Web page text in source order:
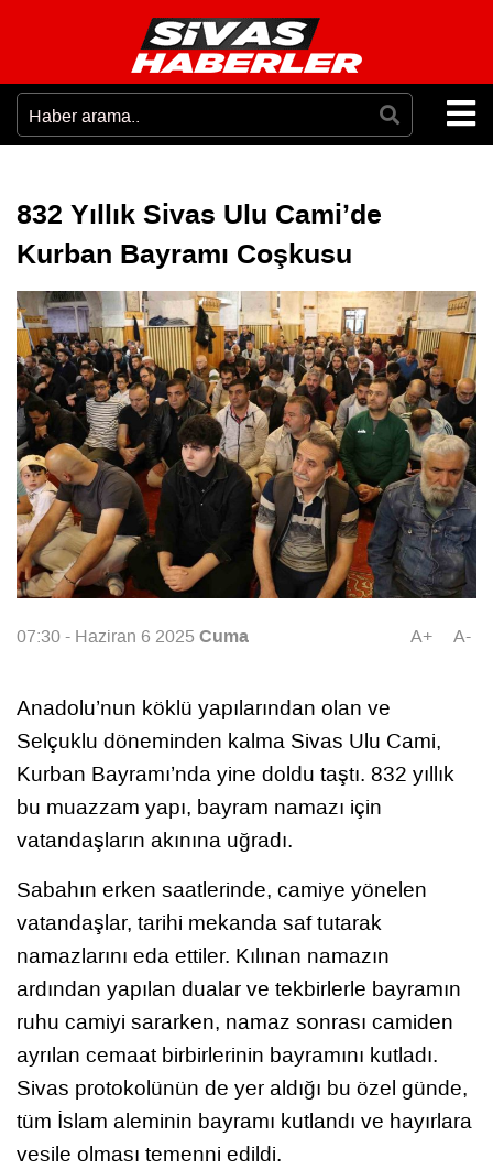
832 Yıllık Sivas Ulu Cami’de
Kurban Bayramı Coşkusu
07:30 - Haziran 6 2025Cuma A+ A-
Anadolu’nun köklü yapılarından olan ve
Selçuklu döneminden kalma Sivas Ulu Cami,
Kurban Bayramı’nda yine doldu taştı. 832 yıllık
bu muazzam yapı, bayram namazı için
vatandaşların akınına uğradı.
Sabahın erken saatlerinde, camiye yönelen
vatandaşlar, tarihi mekanda saf tutarak
namazlarını eda ettiler. Kılınan namazın
ardından yapılan dualar ve tekbirlerle bayramın
ruhu camiyi sararken, namaz sonrası camiden
ayrılan cemaat birbirlerinin bayramını kutladı.
Sivas protokolünün de yer aldığı bu özel günde,
tüm İslam aleminin bayramı kutlandı ve hayırlara
vesile olması temenni edildi.